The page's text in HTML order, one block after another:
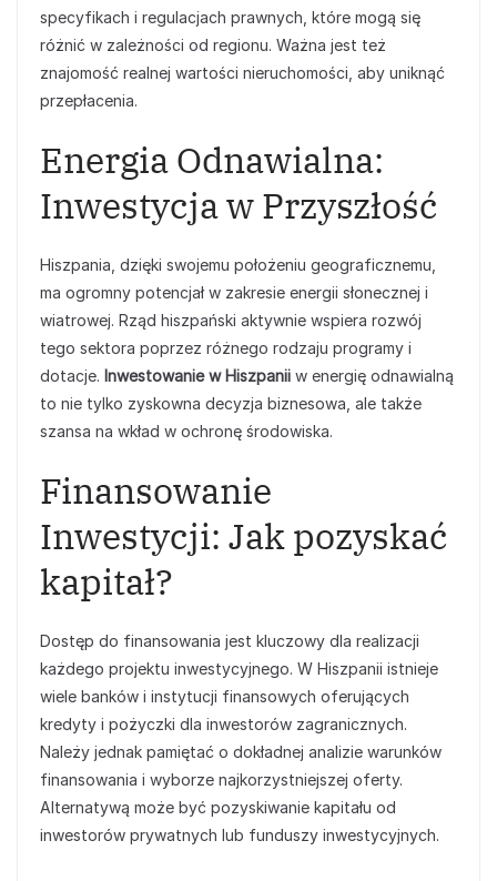
specyfikach i regulacjach prawnych, które mogą się
różnić w zależności od regionu. Ważna jest też
znajomość realnej wartości nieruchomości, aby uniknąć
przepłacenia.
Energia Odnawialna:
Inwestycja w Przyszłość
Hiszpania, dzięki swojemu położeniu geograficznemu,
ma ogromny potencjał w zakresie energii słonecznej i
wiatrowej. Rząd hiszpański aktywnie wspiera rozwój
tego sektora poprzez różnego rodzaju programy i
dotacje. Inwestowanie w Hiszpanii w energię odnawialną
to nie tylko zyskowna decyzja biznesowa, ale także
szansa na wkład w ochronę środowiska.
Finansowanie
Inwestycji: Jak pozyskać
kapitał?
Dostęp do finansowania jest kluczowy dla realizacji
każdego projektu inwestycyjnego. W Hiszpanii istnieje
wiele banków i instytucji finansowych oferujących
kredyty i pożyczki dla inwestorów zagranicznych.
Należy jednak pamiętać o dokładnej analizie warunków
finansowania i wyborze najkorzystniejszej oferty.
Alternatywą może być pozyskiwanie kapitału od
inwestorów prywatnych lub funduszy inwestycyjnych.